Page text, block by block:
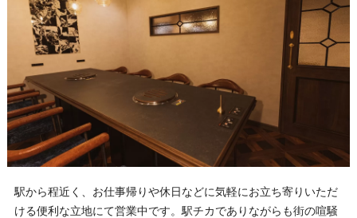
駅から程近く、お仕事帰りや休日などに気軽にお立ち寄りいただ
ける便利な立地にて営業中です。駅チカでありながらも街の喧騒